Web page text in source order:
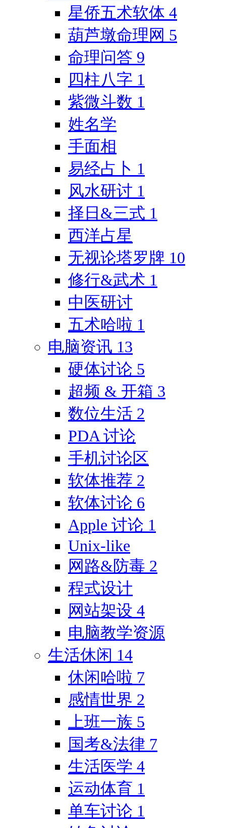
星侨五术软体 4
葫芦墩命理网 5
命理问答 9
四柱八字 1
紫微斗数 1
姓名学
手面相
易经占卜 1
风水研讨 1
择日&三式 1
西洋占星
无视论塔罗牌 10
修行&武术 1
中医研讨
五术哈啦 1
电脑资讯 13
硬体讨论 5
超频 & 开箱 3
数位生活 2
PDA 讨论
手机讨论区
软体推荐 2
软体讨论 6
Apple 讨论 1
Unix-like
网路&防毒 2
程式设计
网站架设 4
电脑教学资源
生活休闲 14
休闲哈啦 7
感情世界 2
上班一族 5
国考&法律 7
生活医学 4
运动体育 1
单车讨论 1